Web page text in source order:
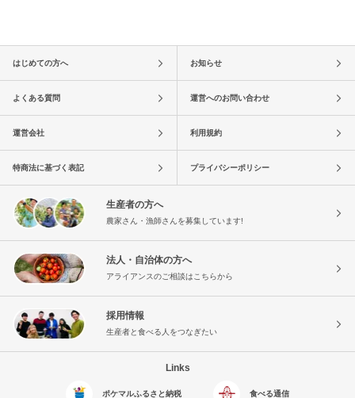
はじめての方へ お知らせ
よくある質問 運営へのお問い合わせ
運営会社 利用規約
特商法に基づく表記 プライバシーポリシー
生産者の方へ
農家さん・漁師さんを募集しています!
法人・自治体の方へ
アライアンスのご相談はこちらから
採用情報
生産者と食べる人をつなぎたい
Links
ポケマルふるさと納税 食べる通信